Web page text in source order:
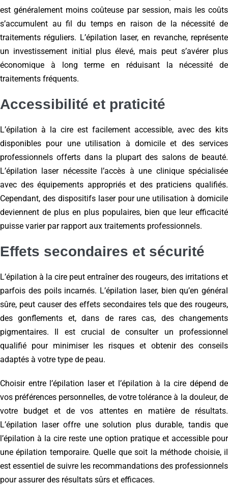
est généralement moins coûteuse par session, mais les coûts
s’accumulent au fil du temps en raison de la nécessité de
traitements réguliers. L’épilation laser, en revanche, représente
un investissement initial plus élevé, mais peut s’avérer plus
économique à long terme en réduisant la nécessité de
traitements fréquents.
Accessibilité et praticité
L’épilation à la cire est facilement accessible, avec des kits
disponibles pour une utilisation à domicile et des services
professionnels offerts dans la plupart des salons de beauté.
L’épilation laser nécessite l’accès à une clinique spécialisée
avec des équipements appropriés et des praticiens qualifiés.
Cependant, des dispositifs laser pour une utilisation à domicile
deviennent de plus en plus populaires, bien que leur efficacité
puisse varier par rapport aux traitements professionnels.
Effets secondaires et sécurité
L’épilation à la cire peut entraîner des rougeurs, des irritations et
parfois des poils incarnés. L’épilation laser, bien qu’en général
sûre, peut causer des effets secondaires tels que des rougeurs,
des gonflements et, dans de rares cas, des changements
pigmentaires. Il est crucial de consulter un professionnel
qualifié pour minimiser les risques et obtenir des conseils
adaptés à votre type de peau.
Choisir entre l’épilation laser et l’épilation à la cire dépend de
vos préférences personnelles, de votre tolérance à la douleur, de
votre budget et de vos attentes en matière de résultats.
L’épilation laser offre une solution plus durable, tandis que
l’épilation à la cire reste une option pratique et accessible pour
une épilation temporaire. Quelle que soit la méthode choisie, il
est essentiel de suivre les recommandations des professionnels
pour assurer des résultats sûrs et efficaces.